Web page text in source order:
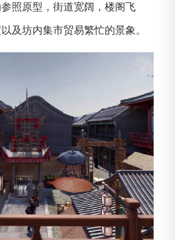
照原型，街道宽阔，楼阁飞
及坊内集市贸易繁忙的景象。